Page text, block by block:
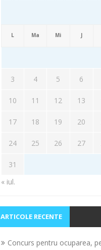
L Ma Mi J
3 4 5 6
10 11 12 13
17 18 19 20
24 25 26 27
31
« iul.
ARTICOLE RECENTE
Concurs pentru ocuparea,